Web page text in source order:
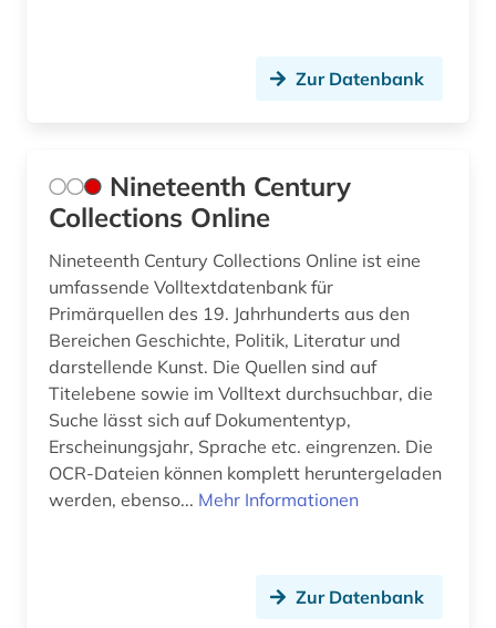
Zur Datenbank
Nineteenth Century
Collections Online
Nineteenth Century Collections Online ist eine
umfassende Volltextdatenbank für
Primärquellen des 19. Jahrhunderts aus den
Bereichen Geschichte, Politik, Literatur und
darstellende Kunst. Die Quellen sind auf
Titelebene sowie im Volltext durchsuchbar, die
Suche lässt sich auf Dokumententyp,
Erscheinungsjahr, Sprache etc. eingrenzen. Die
OCR-Dateien können komplett heruntergeladen
werden, ebenso... Mehr Informationen
Zur Datenbank